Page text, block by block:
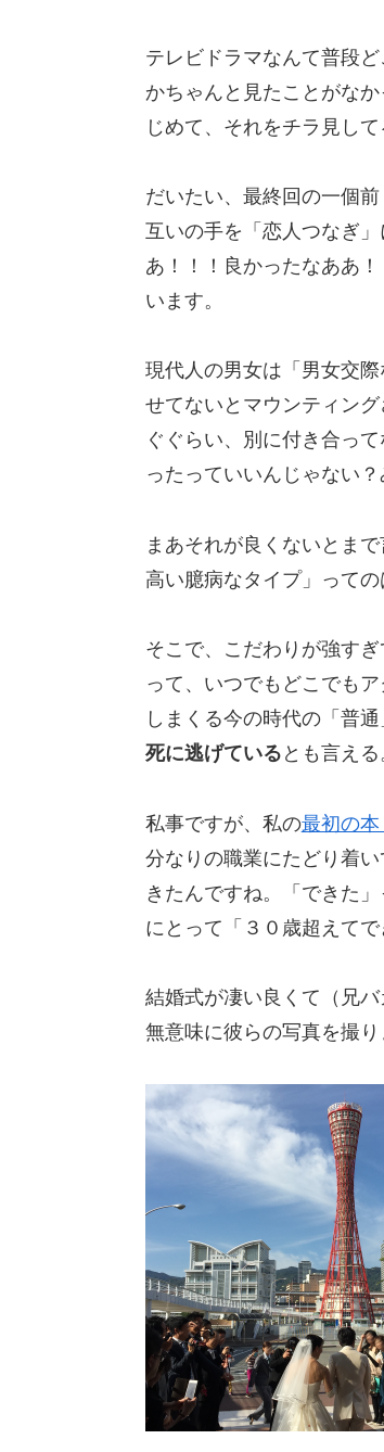
テレビドラマなんて普段
かちゃんと見たことがな
じめて、それをチラ見し
だいたい、最終回の一個
互いの手を「恋人つなぎ
あ！！！良かったなああ
います。
現代人の男女は「男女交
せてないとマウンティン
ぐぐらい、別に付き合っ
ったっていいんじゃない
まあそれが良くないとま
高い臆病なタイプ」って
そこで、こだわりが強す
って、いつでもどこでも
しまくる今の時代の「普
死に逃げている とも言える
私事ですが、私の最初の本
分なりの職業にたどり着
きたんですね。「できた
にとって「３０歳超えて
結婚式が凄い良くて（兄
無意味に彼らの写真を撮り